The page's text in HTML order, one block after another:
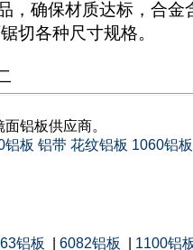
确保材质达标，合金
切各种尺寸规格。
铝板供应商。
铝板 铝带 花纹铝板 1060铝板
铝板 6082铝板 1100铝